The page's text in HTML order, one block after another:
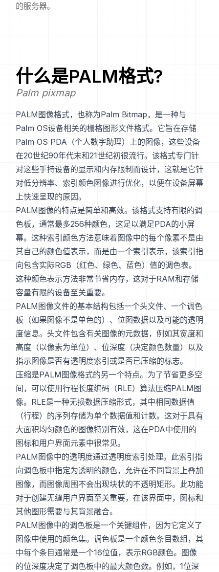
的服务器。
什么是PALM格式?
Palm pixmap
PALM图像格式，也称为Palm Bitmap，是一种与
Palm OS设备相关的栅格图形文件格式。它旨在存储
Palm OS PDA（个人数字助理）上的图像，这些设备
在20世纪90年代末和21世纪初很流行。该格式专门针
对这些手持设备的显示和内存限制而设计，这就是它针
对低分辨率、索引颜色图像进行优化，以便在设备屏幕
上快速呈现的原因。
PALM图像的特点是简单和高效。该格式支持有限的调
色板，通常最多256种颜色，这足以满足PDA的小屏
幕。这种索引颜色方法意味着图像中的每个像素不是由
其自己的颜色值表示，而是由一个索引表示，该索引指
向包含实际RGB（红色、绿色、蓝色）值的调色表。
这种颜色表示方法非常节省内存，这对于RAM和存储
容量有限的设备至关重要。
PALM图像文件的基本结构包括一个头文件、一个调色
板（如果图像不是单色的）、位图数据以及可能的透明
度信息。头文件包含有关图像的元数据，例如其宽度和
高度（以像素为单位）、位深度（决定颜色数量）以及
指示图像是否有透明度索引或是否已压缩的标志。
压缩是PALM图像格式的另一个特点。为了节省更多空
间，可以使用行程长度编码（RLE）算法压缩PALM图
像。RLE是一种无损数据压缩形式，其中相同数据值
（行程）的序列存储为单个数据值和计数。这对于具有
大面积均匀颜色的图像特别有效，这在PDA中使用的
图标和用户界面元素中很常见。
PALM图像中的透明度通过透明度索引处理。此索引指
向调色板中指定为透明的颜色，允许在不同背景上叠加
图像，而图像周围不会出现块状的不透明矩形。此功能
对于创建无缝用户界面至关重要，在该界面中，图标和
其他图形需要与其背景融合。
PALM图像中的调色板是一个关键组件，因为它定义了
图像中使用的颜色集。调色板是一个颜色条目数组，其
中每个条目通常是一个16位值，表示RGB颜色。图像
的位深度决定了调色板中的最大颜色数。例如，1位深